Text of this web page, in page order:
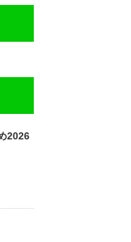
2026